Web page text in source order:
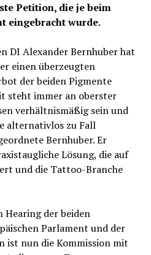
Petition, die je beim
eingebracht wurde.
DI Alexander Bernhuber hat
einen überzeugten
der beiden Pigmente
steht immer an oberster
verhältnismäßig sein und
alternativlos zu Fall
Bernhuber. Er
Lösung, die auf
und die Tattoo-Branche
Hearing der beiden
Parlament und der
ist nun die Kommission mit